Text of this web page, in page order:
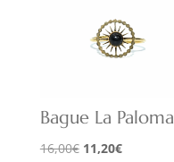
Bague La Paloma
16,00€ Le
11,20€Le